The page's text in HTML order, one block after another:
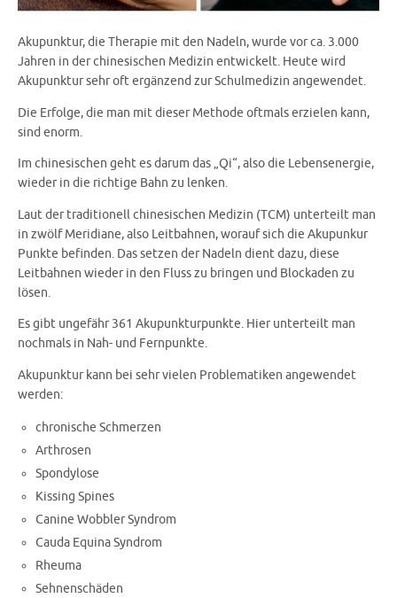
Akupunktur, die Therapie mit den Nadeln, wurde vor ca. 3.000
Jahren in der chinesischen Medizin entwickelt. Heute wird
Akupunktur sehr oft ergänzend zur Schulmedizin angewendet.
Die Erfolge, die man mit dieser Methode oftmals erzielen kann,
sind enorm.
Im chinesischen geht es darum das „Qi“, also die Lebensenergie,
wieder in die richtige Bahn zu lenken.
Laut der traditionell chinesischen Medizin (TCM) unterteilt man
in zwölf Meridiane, also Leitbahnen, worauf sich die Akupunkur
Punkte befinden. Das setzen der Nadeln dient dazu, diese
Leitbahnen wieder in den Fluss zu bringen und Blockaden zu
lösen.
Es gibt ungefähr 361 Akupunkturpunkte. Hier unterteilt man
nochmals in Nah- und Fernpunkte.
Akupunktur kann bei sehr vielen Problematiken angewendet
werden:
chronische Schmerzen
Arthrosen
Spondylose
Kissing Spines
Canine Wobbler Syndrom
Cauda Equina Syndrom
Rheuma
Sehnenschäden